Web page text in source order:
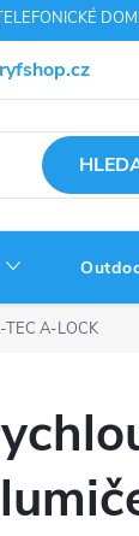
Ochrana
A-LOCK